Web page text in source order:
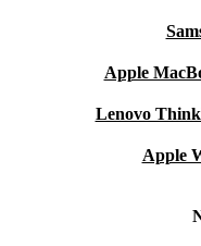
Apple
Lenovo
Apple